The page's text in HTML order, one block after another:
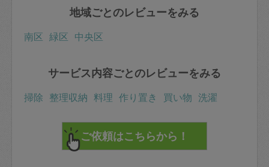
地域ごとのレビューをみる
南区 緑区 中央区
サービス内容ごとのレビューをみる
掃除 整理収納 料理 作り置き 買い物 洗濯